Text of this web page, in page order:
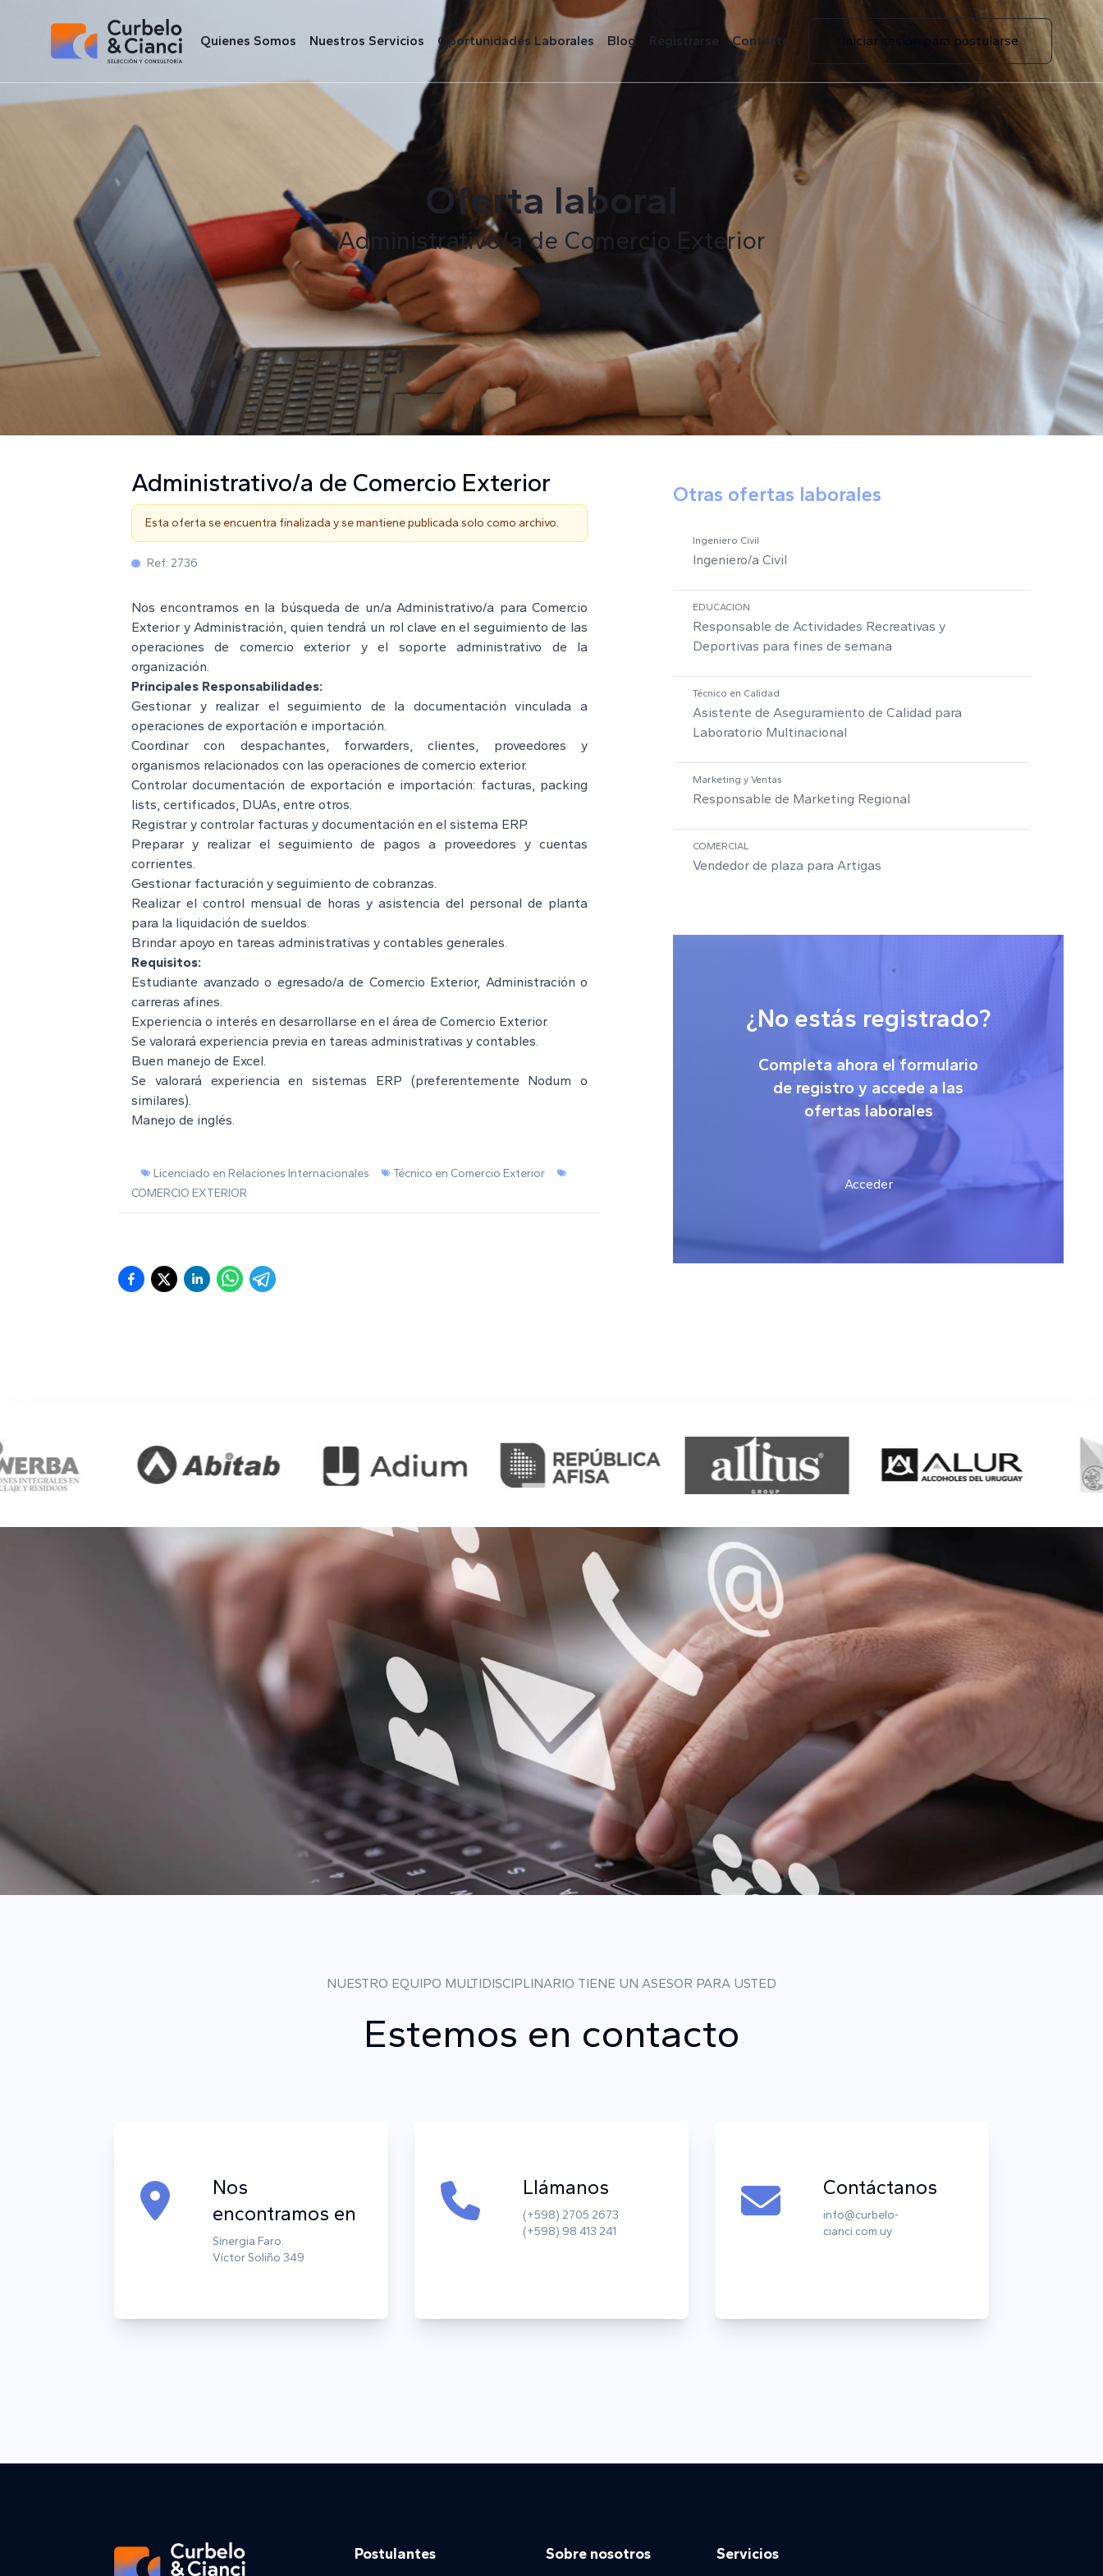
Quienes Somos Nuestros Servicios Oportunidades Laborales Blog Registrarse Contacto Iniciar sesión para postularse
Oferta laboral
Administrativo/a de Comercio Exterior
Administrativo/a de Comercio Exterior
Esta oferta se encuentra finalizada y se mantiene publicada solo como archivo.
Ref: 2736
Nos encontramos en la búsqueda de un/a Administrativo/a para Comercio
Exterior y Administración, quien tendrá un rol clave en el seguimiento de las
operaciones de comercio exterior y el soporte administrativo de la
organización.
Principales Responsabilidades:
Gestionar y realizar el seguimiento de la documentación vinculada a
operaciones de exportación e importación.
Coordinar con despachantes, forwarders, clientes, proveedores y
organismos relacionados con las operaciones de comercio exterior.
Controlar documentación de exportación e importación: facturas, packing
lists, certificados, DUAs, entre otros.
Registrar y controlar facturas y documentación en el sistema ERP.
Preparar y realizar el seguimiento de pagos a proveedores y cuentas
corrientes.
Gestionar facturación y seguimiento de cobranzas.
Realizar el control mensual de horas y asistencia del personal de planta
para la liquidación de sueldos.
Brindar apoyo en tareas administrativas y contables generales.
Requisitos:
Estudiante avanzado o egresado/a de Comercio Exterior, Administración o
carreras afines.
Experiencia o interés en desarrollarse en el área de Comercio Exterior.
Se valorará experiencia previa en tareas administrativas y contables.
Buen manejo de Excel.
Se valorará experiencia en sistemas ERP (preferentemente Nodum o
similares).
Manejo de inglés.
Licenciado en Relaciones Internacionales
Técnico en Comercio Exterior
COMERCIO EXTERIOR
Otras ofertas laborales
Ingeniero Civil
Ingeniero/a Civil
EDUCACION
Responsable de Actividades Recreativas y
Deportivas para fines de semana
Técnico en Calidad
Asistente de Aseguramiento de Calidad para
Laboratorio Multinacional
Marketing y Ventas
Responsable de Marketing Regional
COMERCIAL
Vendedor de plaza para Artigas
¿No estás registrado?
Completa ahora el formulario
de registro y accede a las
ofertas laborales
Acceder
NUESTRO EQUIPO MULTIDISCIPLINARIO TIENE UN ASESOR PARA USTED
Estemos en contacto
Nos
encontramos en
Sinergia Faro.
Víctor Soliño 349
Llámanos
(+598) 2705 2673
(+598) 98 413 241
Contáctanos
info@curbelo-
cianci.com.uy
Postulantes Sobre nosotros Servicios